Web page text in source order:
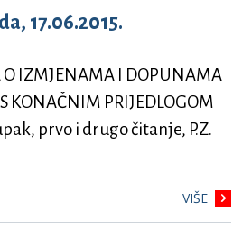
17.06.2015.
O IZMJENAMA I DOPUNAMA
KONAČNIM PRIJEDLOGOM
prvo i drugo čitanje, P.Z.
VIŠE